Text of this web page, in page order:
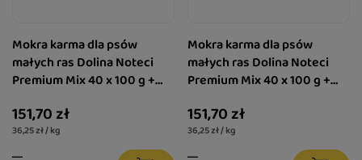
Mokra karma dla psów
małych ras Dolina Noteci
Premium Mix 40 x 100 g +
Moments z sercami z gęsi
185 g
151,70 zł
36,25 zł / kg
Mokra karma dla psów
małych ras Dolina Noteci
Premium Mix 40 x 100 g +
Moments z sercami z kaczki
185 g
151,70 zł
36,25 zł / kg